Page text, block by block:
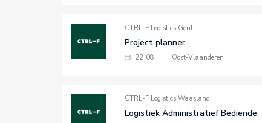
CTRL-F Logistics Gent
Project planner
22.08 Oost-Vlaanderen
CTRL-F Logistics Waasland
Logistiek Administratief Bediende